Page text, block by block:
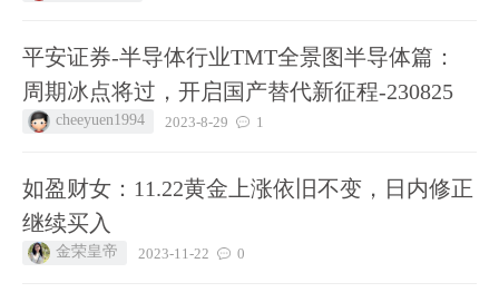
平安证券-半导体行业TMT全景图半导体篇：
周期冰点将过，开启国产替代新征程-230825
cheeyuen1994 2023-8-29 1
如盈财女：11.22黄金上涨依旧不变，日内修正
继续买入
金荣皇帝 2023-11-22 0